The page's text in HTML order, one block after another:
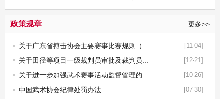
更多>>
政策规章
[11-04]
关于广东省搏击协会主要赛事比赛规则（...
[12-21]
关于田径等项目一级裁判员审批及裁判员...
[10-26]
关于进一步加强武术赛事活动监督管理的...
[07-30]
中国武术协会纪律处罚办法